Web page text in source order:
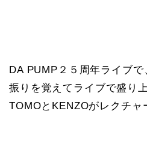
DA PUMP２５周年ライブで
振りを覚えてライブで盛り
TOMOとKENZOがレクチ